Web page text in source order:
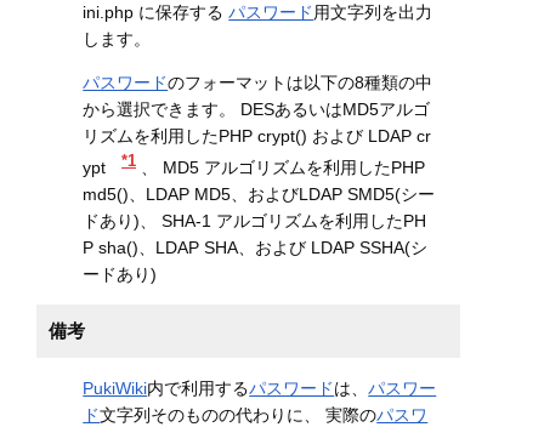
ini.php に保存するパスワード 用文字列を出力
します。
パスワードのフォーマットは以下の8種類の中
から選択できます。 DESあるいはMD5アルゴ
リズムを利用したPHP crypt() および LDAP cr
ypt
*1
、 MD5 アルゴリズムを利用したPHP
md5()、LDAP MD5、およびLDAP SMD5(シー
ドあり)、 SHA-1 アルゴリズムを利用したPH
P sha()、LDAP SHA、および LDAP SSHA(シ
ードあり)
備考
PukiWiki内で利用するパスワードは、パスワー
ド文字列そのものの代わりに、 実際のパスワ